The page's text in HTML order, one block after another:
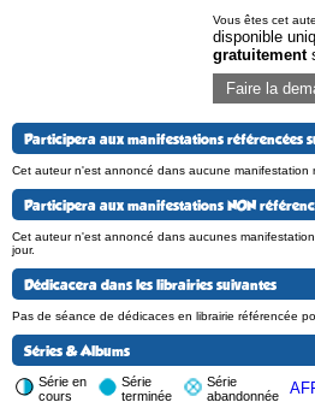
Vous êtes cet
disponible
gratuitement
Faire la
Participera aux manifestations référencées
Cet auteur n'est annoncé dans aucune manifestation
Participera aux manifestations NON
Cet auteur n'est annoncé dans aucunes
jour.
Dédicacera dans les librairies suivantes
Pas de séance de dédicaces en librairie référencée
Séries & Albums
Série en
cours
Série
terminée
Série
abandonnée